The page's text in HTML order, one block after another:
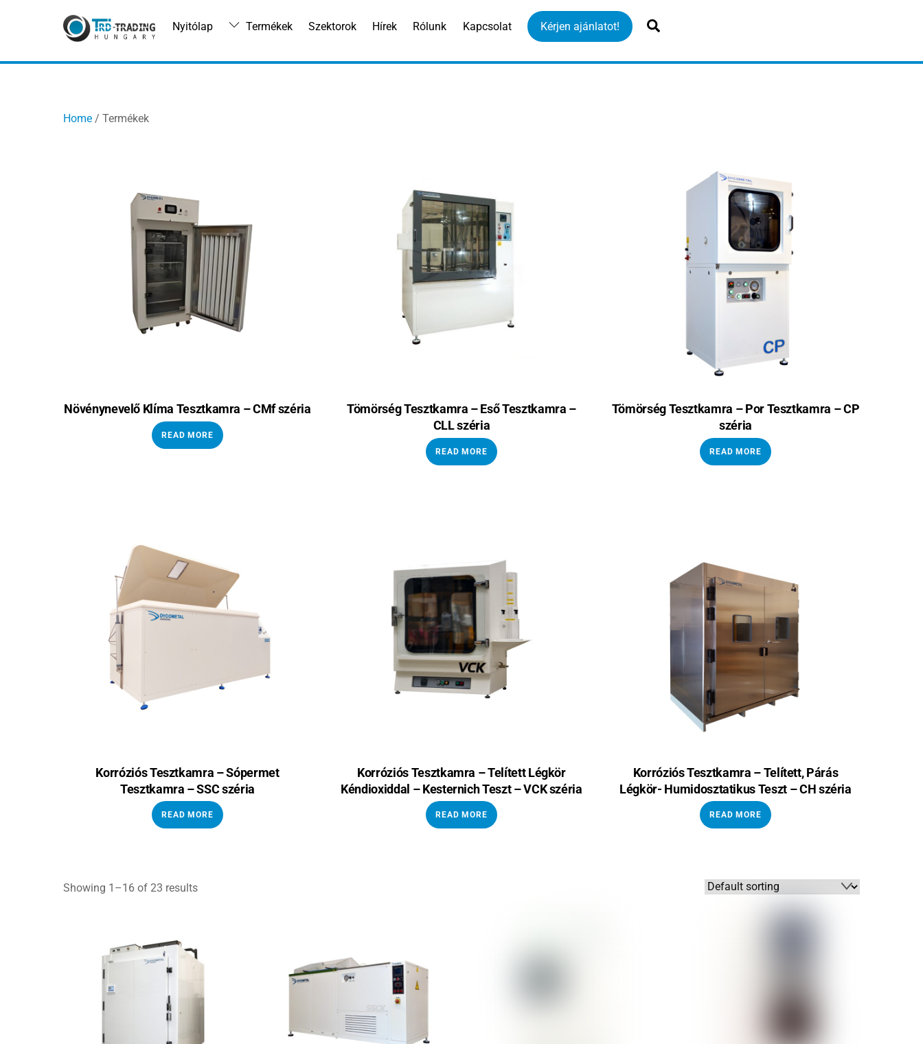
Nyitólap Termékek Szektorok Hírek Rólunk Kapcsolat Kérjen ajánlatot!
Home / Termékek
Növénynevelő Klíma Tesztkamra – CMf széria
READ MORE
Tömörség Tesztkamra – Eső Tesztkamra –
CLL széria
READ MORE
Tömörség Tesztkamra – Por Tesztkamra – CP
széria
READ MORE
Korróziós Tesztkamra – Sópermet
Tesztkamra – SSC széria
READ MORE
Korróziós Tesztkamra – Telített Légkör
Kéndioxiddal – Kesternich Teszt – VCK széria
READ MORE
Korróziós Tesztkamra – Telített, Párás
Légkör- Humidosztatikus Teszt – CH széria
READ MORE
Showing 1–16 of 23 results